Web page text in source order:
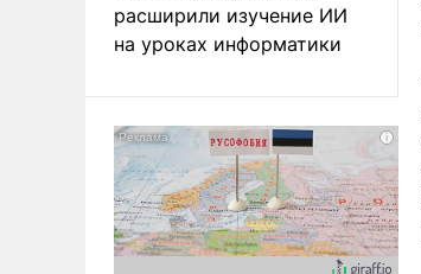
расширили изучение ИИ
на уроках информатики